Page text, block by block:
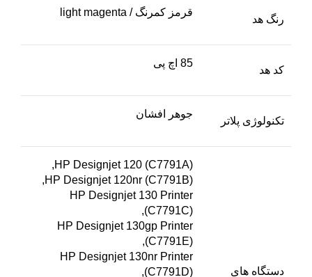
رنگ هد
قرمز کمرنگ / light magenta
کد هد
85 اچ پی
تکنولوژی پلاتر
جوهر افشان
دستگاه های
HP Designjet 120 (C7791A),
HP Designjet 120nr (C7791B),
HP Designjet 130 Printer
(C7791C),
HP Designjet 130gp Printer
(C7791E),
HP Designjet 130nr Printer
(C7791D),